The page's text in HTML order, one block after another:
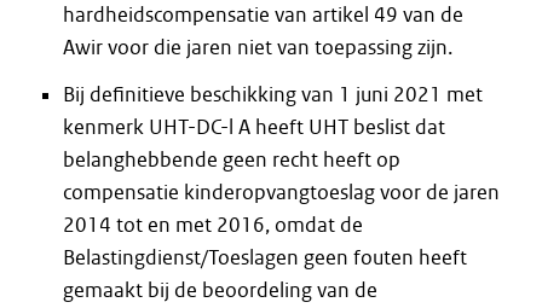
hardheidscompensatie van artikel 49 van de
Awir voor die jaren niet van toepassing zijn.
Bij definitieve beschikking van 1 juni 2021 met
kenmerk UHT-DC-l A heeft UHT beslist dat
belanghebbende geen recht heeft op
compensatie kinderopvangtoeslag voor de jaren
2014 tot en met 2016, omdat de
Belastingdienst/Toeslagen geen fouten heeft
gemaakt bij de beoordeling van de